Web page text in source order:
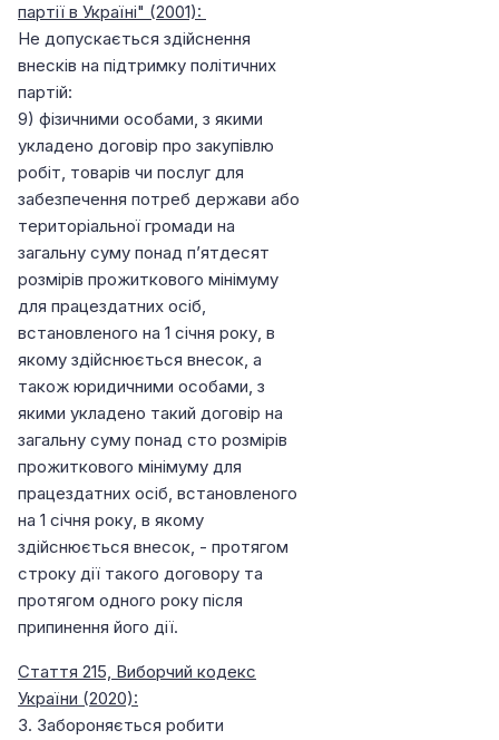
партії в Україні" (2001):
Не допускається здійснення
внесків на підтримку політичних
партій:
9) фізичними особами, з якими
укладено договір про закупівлю
робіт, товарів чи послуг для
забезпечення потреб держави або
територіальної громади на
загальну суму понад п’ятдесят
розмірів прожиткового мінімуму
для працездатних осіб,
встановленого на 1 січня року, в
якому здійснюється внесок, а
також юридичними особами, з
якими укладено такий договір на
загальну суму понад сто розмірів
прожиткового мінімуму для
працездатних осіб, встановленого
на 1 січня року, в якому
здійснюється внесок, - протягом
строку дії такого договору та
протягом одного року після
припинення його дії.
Стаття 215, Виборчий кодекс
України (2020):
3. Забороняється робити